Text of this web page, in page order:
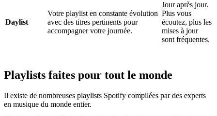
Daylist
Votre playlist en constante évolution
avec des titres pertinents pour
accompagner votre journée.
Jour après jour.
Plus vous
écoutez, plus les
mises à jour
sont fréquentes.
Playlists faites pour tout le monde
Il existe de nombreuses playlists Spotify compilées par des experts
en musique du monde entier.